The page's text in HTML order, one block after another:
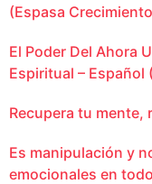
(Espasa
El Poder Del Ahora
Espiritual – Español
Recupera tu
Es manipulación y
emocionales en